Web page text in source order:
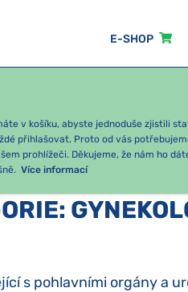
E-SHOP
v košíku, abyste jednoduše zjistili
přihlašovat. Proto od vás
prohlížeči. Děkujeme, že nám ho
Více informací
OBTÍŽE/POHLAVNÍ ORGÁNY
:
s pohlavními orgány a